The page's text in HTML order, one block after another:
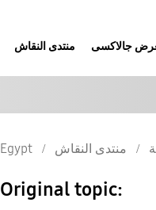
منتدى النقاش جالاكسى
Egypt منتدى النقاش
Original topic: